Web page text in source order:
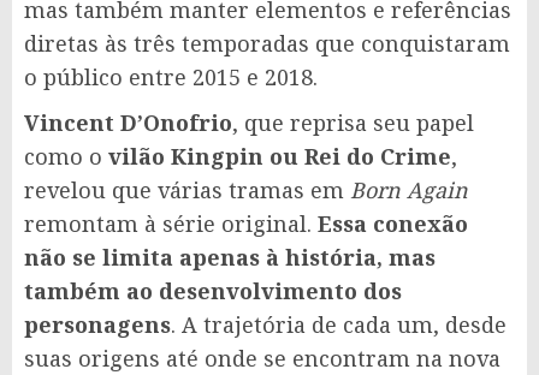
mas também manter elementos e referências
diretas às três temporadas que conquistaram
o público entre 2015 e 2018.
Vincent D’Onofrio, que reprisa seu papel
como o vilão Kingpin ou Rei do Crime,
revelou que várias tramas em Born Again
remontam à série original. Essa conexão
não se limita apenas à história, mas
também ao desenvolvimento dos
personagens. A trajetória de cada um, desde
suas origens até onde se encontram na nova